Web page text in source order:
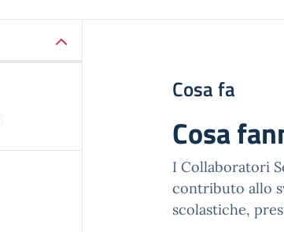
Cosa fa
Cosa
I Collaboratori
contributo allo
scolastiche,